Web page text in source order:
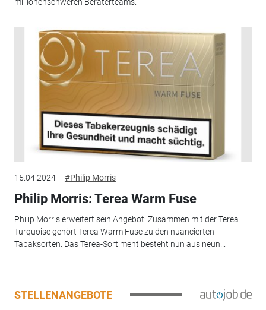
15.04.2024 #Philip Morris
Philip Morris: Terea Warm Fuse
Philip Morris erweitert sein Angebot: Zusammen mit der Terea
Turquoise gehört Terea Warm Fuse zu den nuancierten
Tabaksorten. Das Terea-Sortiment besteht nun aus neun...
STELLENANGEBOTE